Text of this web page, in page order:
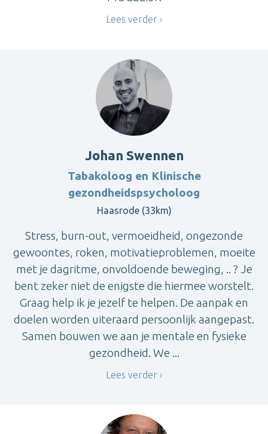
Lees verder
Johan Swennen
Tabakoloog en Klinische
gezondheidspsycholoog
Haasrode (33km)
Stress, burn-out, vermoeidheid, ongezonde
gewoontes, roken, motivatieproblemen, moeite
met je dagritme, onvoldoende beweging, .. ? Je
bent zeker niet de enigste die hiermee worstelt.
Graag help ik je jezelf te helpen. De aanpak en
doelen worden uiteraard persoonlijk aangepast.
Samen bouwen we aan je mentale en fysieke
gezondheid. We ...
Lees verder